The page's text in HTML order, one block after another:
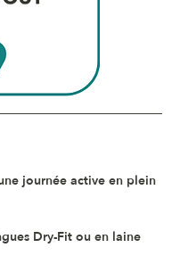
journée active en plein
Dry-Fit ou en laine